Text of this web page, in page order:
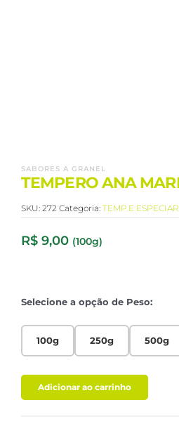
SABORES A GRANEL
TEMPERO ANA
SKU: 272 Categoria: TEMP.E
R$ 9,00 (100g)
Selecione a opção de Peso:
100g 250g 500g
Adicionar ao carrinho